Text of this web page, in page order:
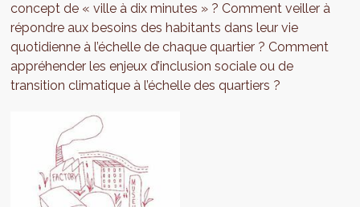
concept de « ville à dix minutes » ? Comment veiller à
répondre aux besoins des habitants dans leur vie
quotidienne à l’échelle de chaque quartier ? Comment
appréhender les enjeux d’inclusion sociale ou de
transition climatique à l’échelle des quartiers ?